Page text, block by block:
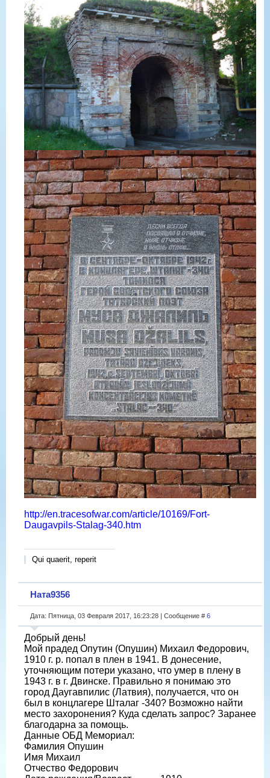
http://en.tracesofwar.com/article/10169/Fort-
Daugavpils-Stalag-340.htm
Qui quaerit, reperit
Ната9356
Дата: Пятница, 03 Февраля 2017, 16:23:28 | Сообщение # 6
Добрый день!
Мой прадед Опутин (Опушин) Михаил Федорович,
1910 г. р. попал в плен в 1941. В донесение,
уточняющим потери указано, что умер в плену в
1943 г. в г. Двинске. Правильно я понимаю это
город Даугавпилис (Латвия), получается, что он
был в концлагере Шталаг -340? Возможно найти
место захоронения? Куда сделать запрос? Заранее
благодарна за помощь.
Данные ОБД Мемориал:
Фамилия Опушин
Имя Михаил
Отчество Федорович